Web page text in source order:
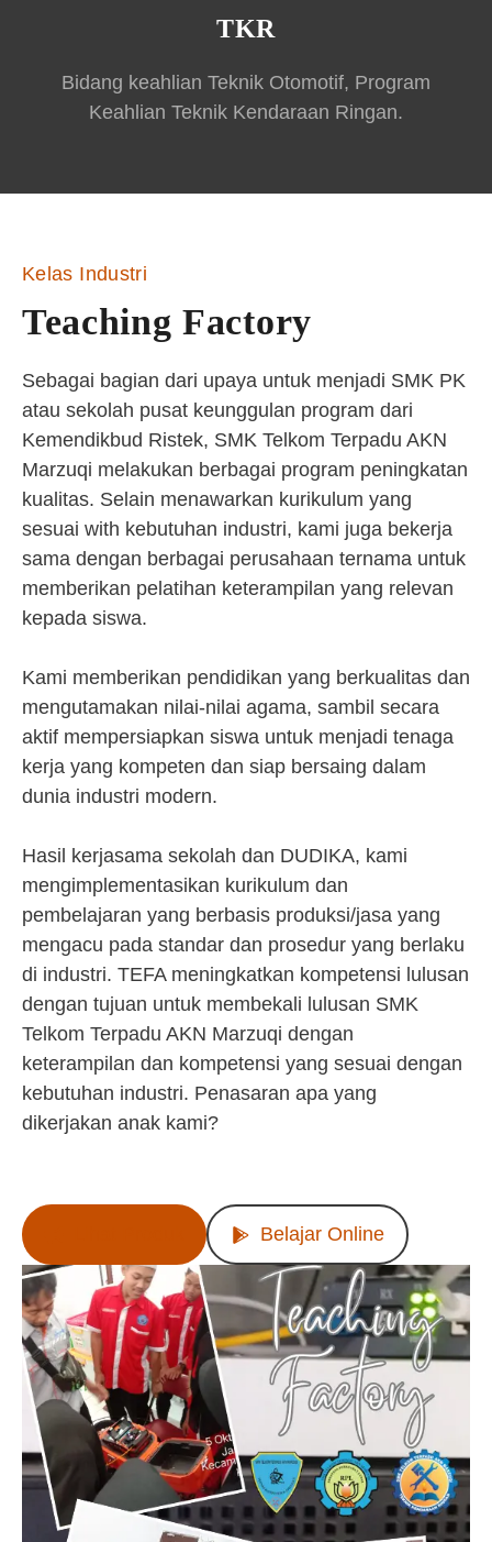
TKR
Bidang keahlian Teknik Otomotif, Program
Keahlian Teknik Kendaraan Ringan.
Kelas Industri
Teaching Factory
Sebagai bagian dari upaya untuk menjadi SMK PK
atau sekolah pusat keunggulan program dari
Kemendikbud Ristek, SMK Telkom Terpadu AKN
Marzuqi melakukan berbagai program peningkatan
kualitas. Selain menawarkan kurikulum yang
sesuai with kebutuhan industri, kami juga bekerja
sama dengan berbagai perusahaan ternama untuk
memberikan pelatihan keterampilan yang relevan
kepada siswa.
Kami memberikan pendidikan yang berkualitas dan
mengutamakan nilai-nilai agama, sambil secara
aktif mempersiapkan siswa untuk menjadi tenaga
kerja yang kompeten dan siap bersaing dalam
dunia industri modern.
Hasil kerjasama sekolah dan DUDIKA, kami
mengimplementasikan kurikulum dan
pembelajaran yang berbasis produksi/jasa yang
mengacu pada standar dan prosedur yang berlaku
di industri. TEFA meningkatkan kompetensi lulusan
dengan tujuan untuk membekali lulusan SMK
Telkom Terpadu AKN Marzuqi dengan
keterampilan dan kompetensi yang sesuai dengan
kebutuhan industri. Penasaran apa yang
dikerjakan anak kami?
Belajar Online